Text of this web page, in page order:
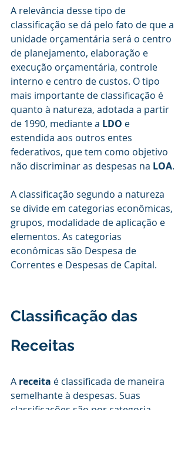
A relevância desse tipo de
classificação se dá pelo fato de que a
unidade orçamentária será o centro
de planejamento, elaboração e
execução orçamentária, controle
interno e centro de custos. O tipo
mais importante de classificação é
quanto à natureza, adotada a partir
de 1990, mediante a LDO e
estendida aos outros entes
federativos, que tem como objetivo
não discriminar as despesas na LOA.
A classificação segundo a natureza
se divide em categorias econômicas,
grupos, modalidade de aplicação e
elementos. As categorias
econômicas são Despesa de
Correntes e Despesas de Capital.
Classificação das
Receitas
A receita é classificada de maneira
semelhante à despesas. Suas
classificações são por categoria